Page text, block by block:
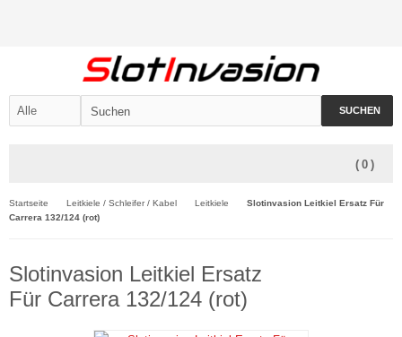
SUCHEN
( 0 )
Startseite Leitkiele / Schleifer / Kabel Leitkiele
Slotinvasion Leitkiel Ersatz Für
Carrera 132/124 (rot)
Slotinvasion Leitkiel Ersatz
Für Carrera 132/124 (rot)